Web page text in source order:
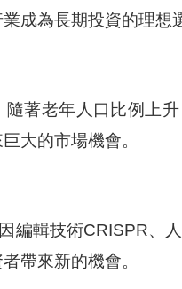
成為長期投資的理想
著老年人口比例上
大的市場機會。
編輯技術CRISPR、
帶來新的機會。